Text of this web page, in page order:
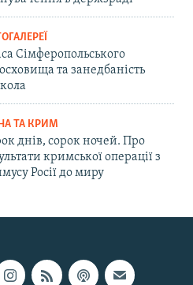
Сімферопольського
та занедбаність
ТА КРИМ
днів, сорок ночей. Про
кримської операції з
Росії до миру